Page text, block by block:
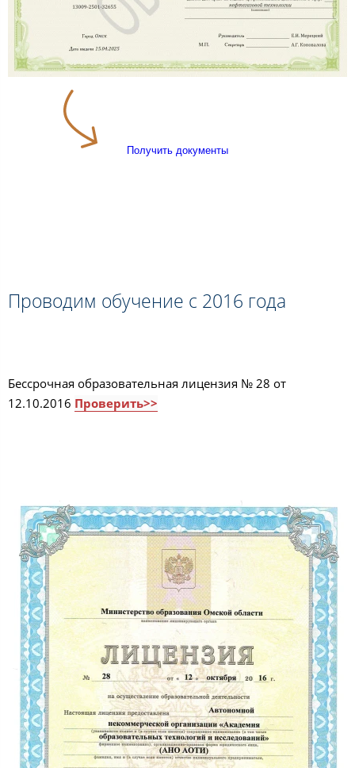
Получить документы
Проводим обучение с 2016 года
Бессрочная образовательная лицензия № 28 от
12.10.2016 Проверить>>